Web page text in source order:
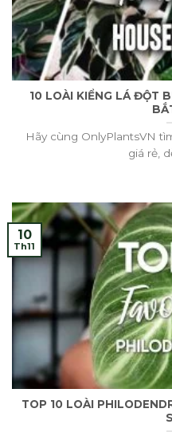
10 LOÀI KIỂNG LÁ ĐỘT
Hãy cùng OnlyPlantsVN
giá rẻ,
TOP 10 LOÀI
10
Th11